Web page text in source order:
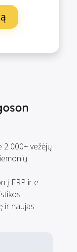
2 000+ vežėjų
į ERP ir e-
ir naujas